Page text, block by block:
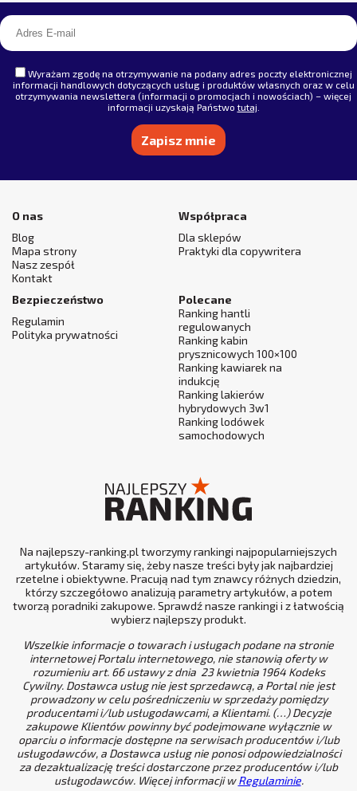
Wyrażam zgodę na otrzymywanie na podany adres poczty elektronicznej
informacji handlowych dotyczących usług i produktów własnych oraz w celu
otrzymywania newslettera (informacji o promocjach i nowościach) – więcej
informacji uzyskają Państwotutaj
O nas
Blog
Mapa strony
Nasz zespół
Kontakt
Współpraca
Dla sklepów
Praktyki dla copywritera
Bezpieczeństwo
Regulamin
Polityka prywatności
Polecane
Ranking hantli
regulowanych
Ranking kabin
prysznicowych 100×100
Ranking kawiarek na
indukcję
Ranking lakierów
hybrydowych 3w1
Ranking lodówek
samochodowych
Na najlepszy-ranking.pl tworzymy rankingi najpopularniejszych
artykułów. Staramy się, żeby nasze treści były jak najbardziej
rzetelne i obiektywne. Pracują nad tym znawcy różnych dziedzin,
którzy szczegółowo analizują parametry artykułów, a potem
tworzą poradniki zakupowe. Sprawdź nasze rankingi i z łatwością
wybierz najlepszy produkt.
Wszelkie informacje o towarach i usługach podane na stronie
internetowej Portalu internetowego, nie stanowią oferty w
rozumieniu art. 66 ustawy z dnia 23 kwietnia 1964 Kodeks
Cywilny. Dostawca usług nie jest sprzedawcą, a Portal nie jest
prowadzony w celu pośredniczeniu w sprzedaży pomiędzy
producentami i/lub usługodawcami, a Klientami. (…) Decyzje
zakupowe Klientów powinny być podejmowane wyłącznie w
oparciu o informacje dostępne na serwisach producentów i/lub
usługodawców, a Dostawca usług nie ponosi odpowiedzialności
za dezaktualizację treści dostarczone przez producentów i/lub
usługodawców. Więcej informacji wRegulaminie.